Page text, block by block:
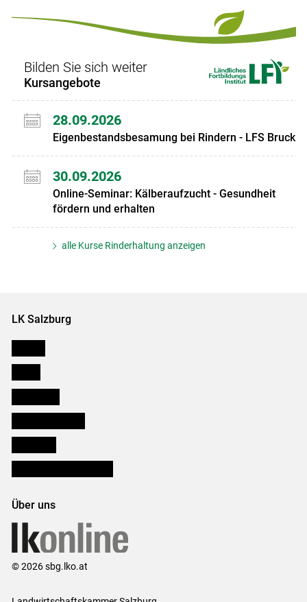
Bilden Sie sich weiter
Kursangebote
28.09.2026
Eigenbestandsbesamung bei Rindern - LFS Bruck
30.09.2026
Online-Seminar: Kälberaufzucht - Gesundheit
fördern und erhalten
alle Kurse Rinderhaltung anzeigen
LK Salzburg
Über uns
© 2026 sbg.lko.at